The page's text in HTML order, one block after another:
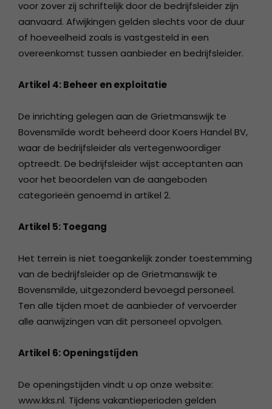
voor zover zij schriftelijk door de bedrijfsleider zijn
aanvaard. Afwijkingen gelden slechts voor de duur
of hoeveelheid zoals is vastgesteld in een
overeenkomst tussen aanbieder en bedrijfsleider.
Artikel 4: Beheer en exploitatie
De inrichting gelegen aan de Grietmanswijk te
Bovensmilde wordt beheerd door Koers Handel BV,
waar de bedrijfsleider als vertegenwoordiger
optreedt. De bedrijfsleider wijst acceptanten aan
voor het beoordelen van de aangeboden
categorieën genoemd in artikel 2.
Artikel 5: Toegang
Het terrein is niet toegankelijk zonder toestemming
van de bedrijfsleider op de Grietmanswijk te
Bovensmilde, uitgezonderd bevoegd personeel.
Ten alle tijden moet de aanbieder of vervoerder
alle aanwijzingen van dit personeel opvolgen.
Artikel 6: Openingstijden
De openingstijden vindt u op onze website:
www.kks.nl. Tijdens vakantieperioden gelden